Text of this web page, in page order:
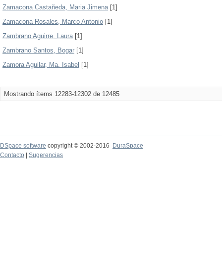
Zamacona Castañeda, Maria Jimena[1]
Zamacona Rosales, Marco Antonio [1]
Zambrano Aguirre, Laura[1]
Zambrano Santos, Bogar [1]
Zamora Aguilar, Ma. Isabel [1]
Mostrando ítems 12283-12302 de 12485
DSpace software copyright © 2002-2016
DuraSpace
Contacto
Sugerencias